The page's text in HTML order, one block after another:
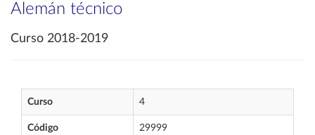
Alemán técnico
Curso 2018-2019
Curso 4
Código 29999